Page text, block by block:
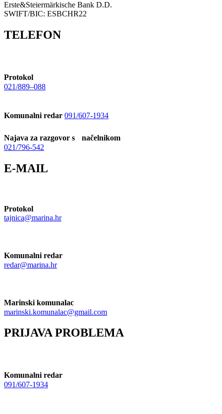
Erste&Steiermärkische Bank D.D.
SWIFT/BIC: ESBCHR22
TELEFON
Protokol
021/889–088
Komunalni redar 091/607-1934
Najava za razgovor s načelnikom
021/796-542
E-MAIL
Protokol
tajnica@marina.hr
Komunalni redar
redar@marina.hr
Marinski komunalac
marinski.komunalac@gmail.com
PRIJAVA PROBLEMA
Komunalni redar
091/607-1934